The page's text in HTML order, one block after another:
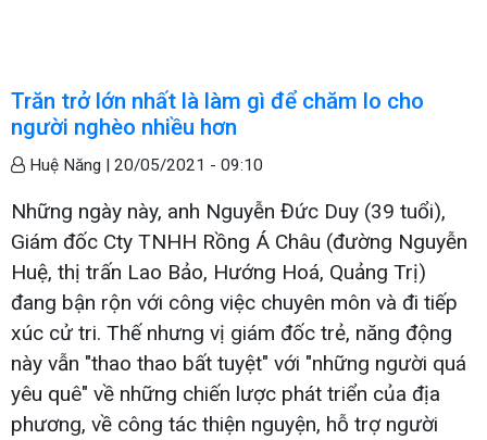
Trăn trở lớn nhất là làm gì để chăm lo cho
người nghèo nhiều hơn
Huệ Năng | 20/05/2021 - 09:10
Những ngày này, anh Nguyễn Đức Duy (39 tuổi),
Giám đốc Cty TNHH Rồng Á Châu (đường Nguyễn
Huệ, thị trấn Lao Bảo, Hướng Hoá, Quảng Trị)
đang bận rộn với công việc chuyên môn và đi tiếp
xúc cử tri. Thế nhưng vị giám đốc trẻ, năng động
này vẫn "thao thao bất tuyệt" với "những người quá
yêu quê" về những chiến lược phát triển của địa
phương, về công tác thiện nguyện, hỗ trợ người